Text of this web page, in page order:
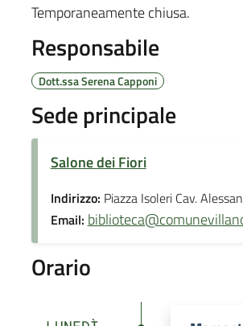
Temporaneamente chiusa.
Responsabile
Dott.ssa Serena Capponi
Sede principale
Salone dei Fiori
Indirizzo: Piazza Isoleri Cav.
Email:
Orario